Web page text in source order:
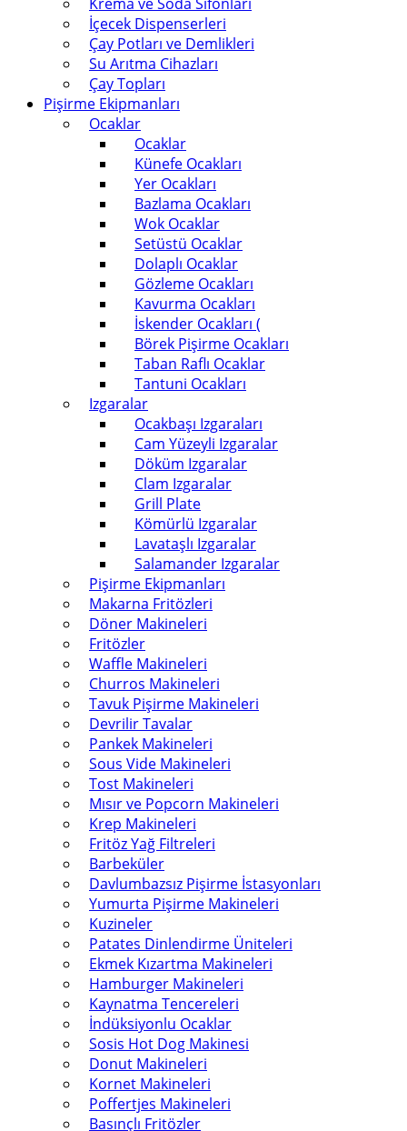
İçecek Dispenserleri
Çay Potları ve Demlikleri
Su Arıtma Cihazları
Çay Topları
Pişirme Ekipmanları
Ocaklar
Ocaklar
Künefe Ocakları
Yer Ocakları
Bazlama Ocakları
Wok Ocaklar
Setüstü Ocaklar
Dolaplı Ocaklar
Gözleme Ocakları
Kavurma Ocakları
İskender Ocakları (
Börek Pişirme Ocakları
Taban Raflı Ocaklar
Tantuni Ocakları
Izgaralar
Ocakbaşı Izgaraları
Cam Yüzeyli Izgaralar
Döküm Izgaralar
Clam Izgaralar
Grill Plate
Kömürlü Izgaralar
Lavataşlı Izgaralar
Salamander Izgaralar
Pişirme Ekipmanları
Makarna Fritözleri
Döner Makineleri
Fritözler
Waffle Makineleri
Churros Makineleri
Tavuk Pişirme Makineleri
Devrilir Tavalar
Pankek Makineleri
Sous Vide Makineleri
Tost Makineleri
Mısır ve Popcorn Makineleri
Krep Makineleri
Fritöz Yağ Filtreleri
Barbeküler
Davlumbazsız Pişirme İstasyonları
Yumurta Pişirme Makineleri
Kuzineler
Patates Dinlendirme Üniteleri
Ekmek Kızartma Makineleri
Hamburger Makineleri
Kaynatma Tencereleri
İndüksiyonlu Ocaklar
Sosis Hot Dog Makinesi
Donut Makineleri
Kornet Makineleri
Poffertjes Makineleri
Basınçlı Fritözler